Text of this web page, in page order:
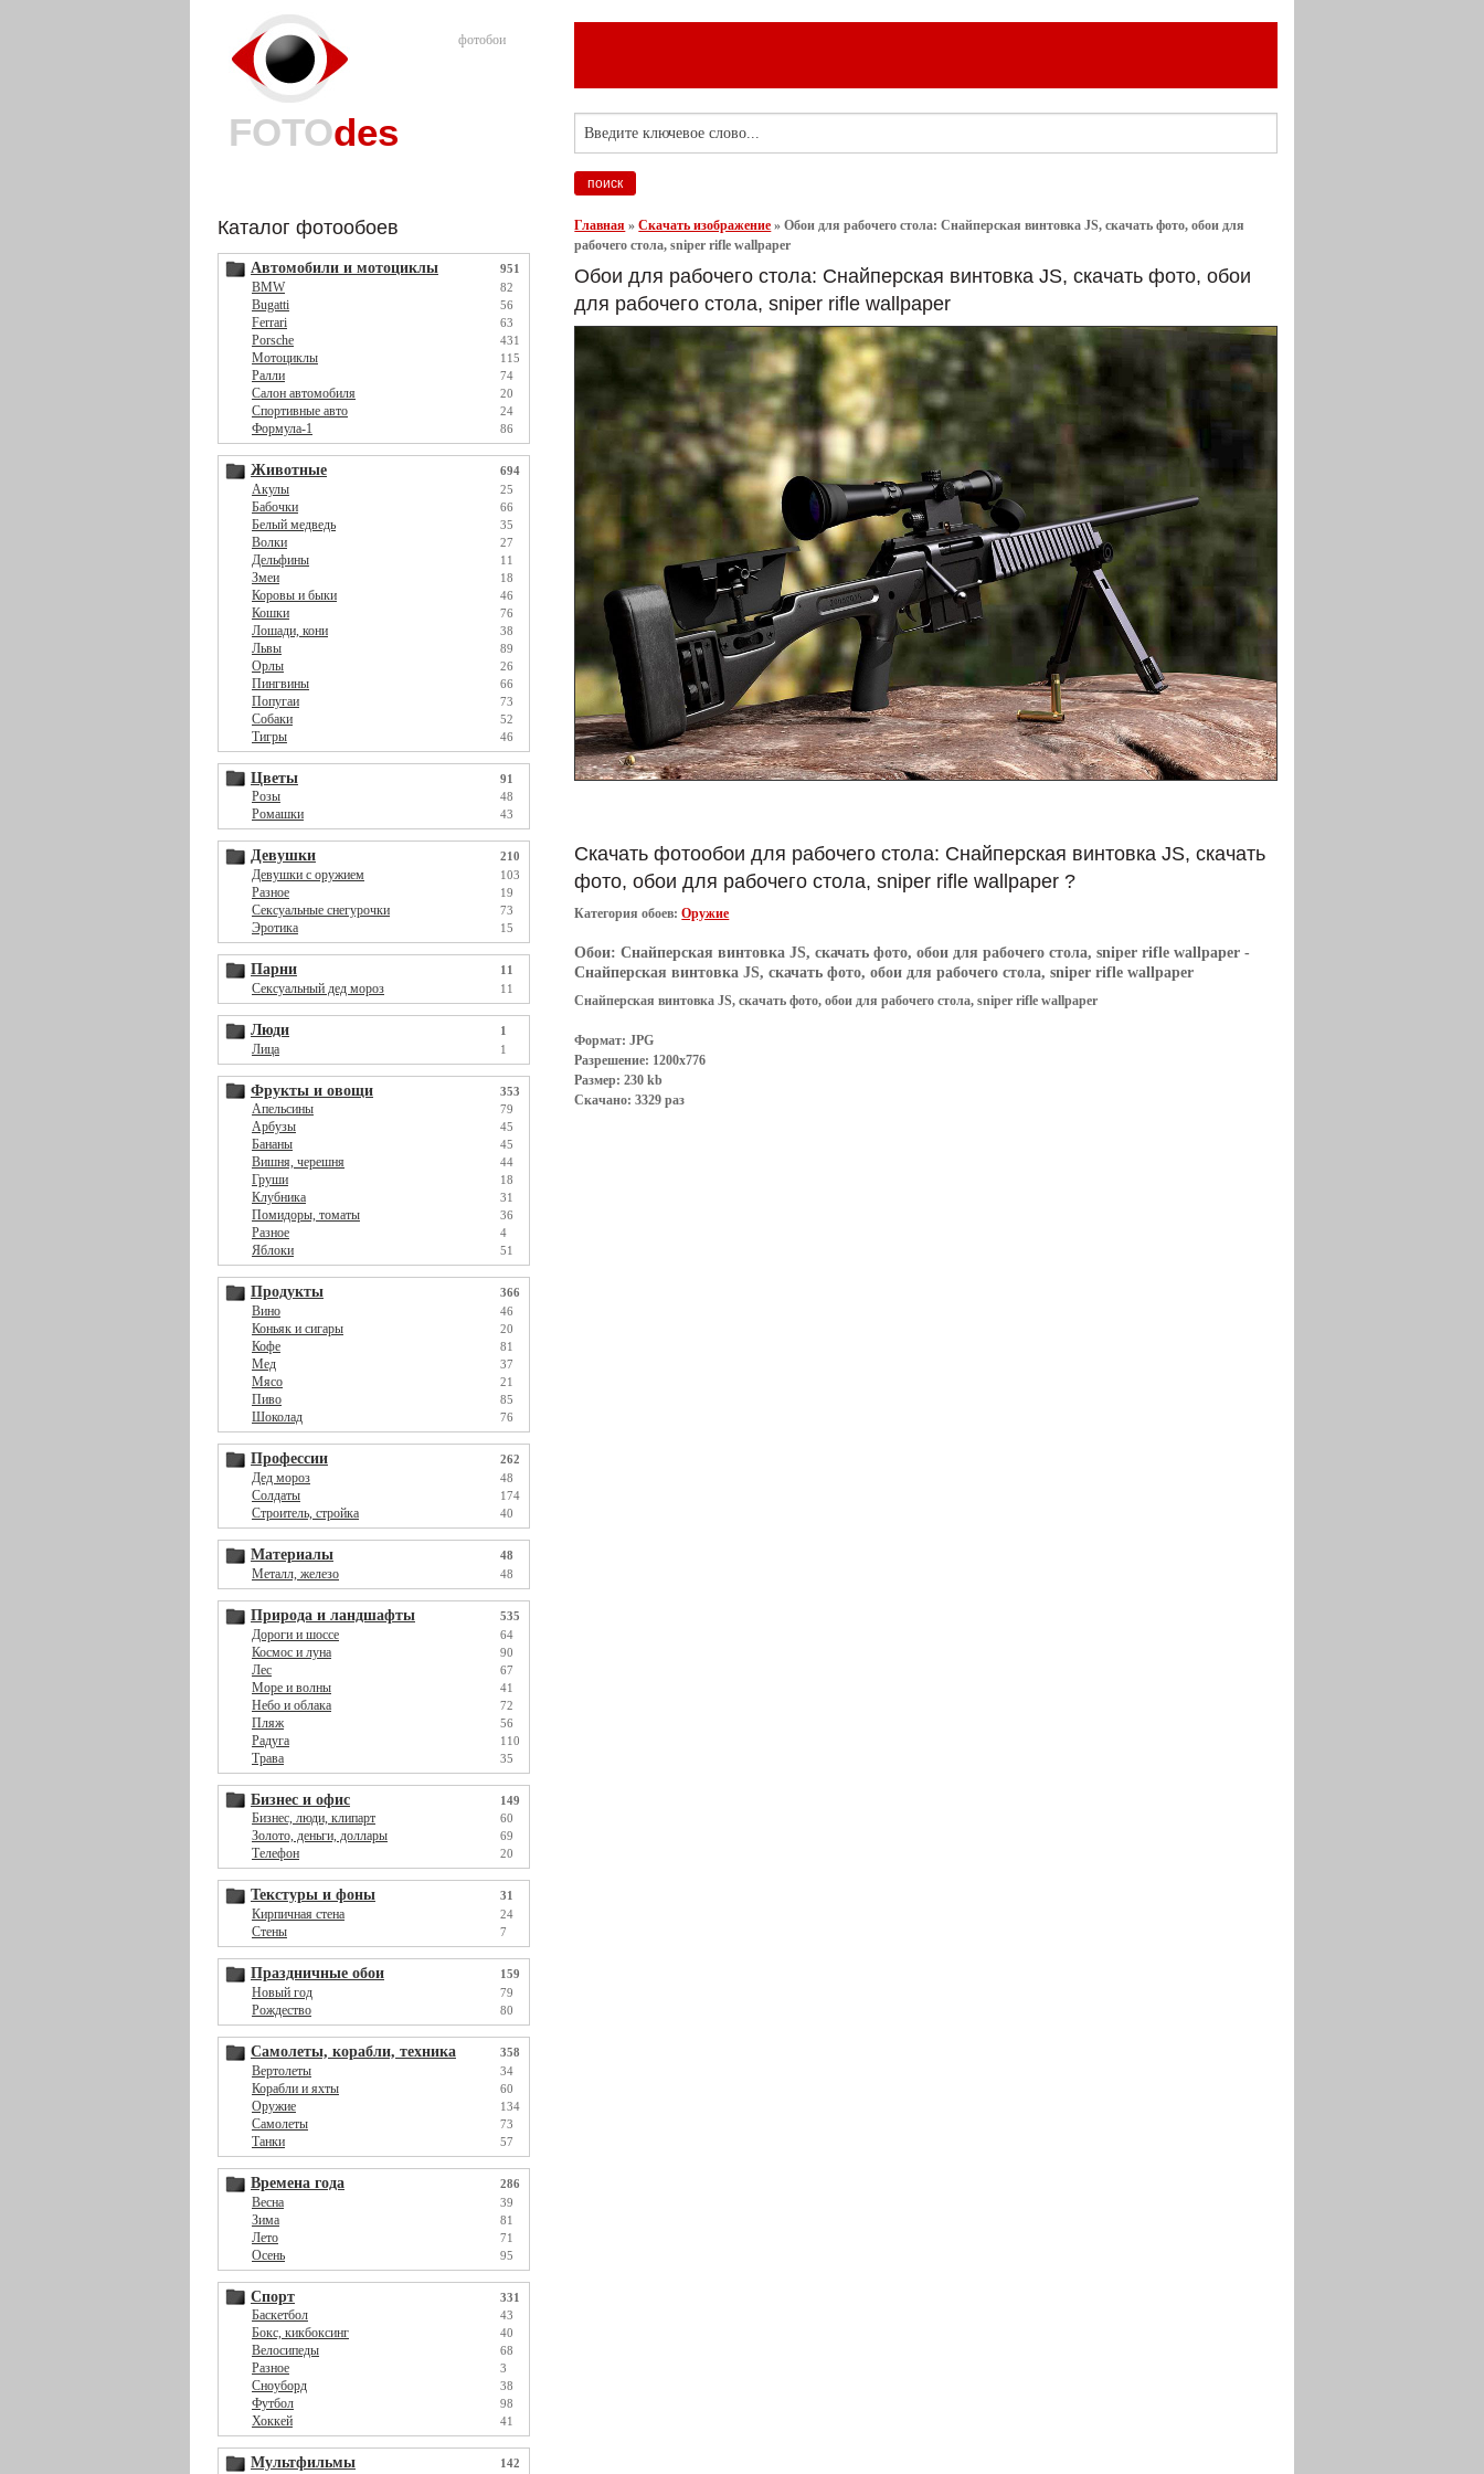
фотобои
FOTOdes
Каталог фотообоев
Автомобили и мотоциклы 951
BMW 82
Bugatti 56
Ferrari 63
Porsche 431
Мотоциклы 115
Ралли 74
Салон автомобиля 20
Спортивные авто 24
Формула-1 86
Животные 694
Акулы 25
Бабочки 66
Белый медведь 35
Волки 27
Дельфины 11
Змеи 18
Коровы и быки 46
Кошки 76
Лошади, кони 38
Львы 89
Орлы 26
Пингвины 66
Попугаи 73
Собаки 52
Тигры 46
Цветы 91
Розы 48
Ромашки 43
Девушки 210
Девушки с оружием 103
Разное 19
Сексуальные снегурочки 73
Эротика 15
Парни 11
Сексуальный дед мороз 11
Люди 1
Лица 1
Фрукты и овощи 353
Апельсины 79
Арбузы 45
Бананы 45
Вишня, черешня 44
Груши 18
Клубника 31
Помидоры, томаты 36
Разное 4
Яблоки 51
Продукты 366
Вино 46
Коньяк и сигары 20
Кофе 81
Мед 37
Мясо 21
Пиво 85
Шоколад 76
Профессии 262
Дед мороз 48
Солдаты 174
Строитель, стройка 40
Материалы 48
Металл, железо 48
Природа и ландшафты 535
Дороги и шоссе 64
Космос и луна 90
Лес 67
Море и волны 41
Небо и облака 72
Пляж 56
Радуга 110
Трава 35
Бизнес и офис 149
Бизнес, люди, клипарт 60
Золото, деньги, доллары 69
Телефон 20
Текстуры и фоны 31
Кирпичная стена 24
Стены 7
Праздничные обои 159
Новый год 79
Рождество 80
Самолеты, корабли, техника 358
Вертолеты 34
Корабли и яхты 60
Оружие 134
Самолеты 73
Танки 57
Времена года 286
Весна 39
Зима 81
Лето 71
Осень 95
Спорт 331
Баскетбол 43
Бокс, кикбоксинг 40
Велосипеды 68
Разное 3
Сноуборд 38
Футбол 98
Хоккей 41
Мультфильмы 142
Главная »Скачать изображение »Обои для рабочего стола: Снайперская винтовка JS, скачать фото, обои для
рабочего стола, sniper rifle wallpaper
Обои для рабочего стола: Снайперская винтовка JS, скачать фото, обои
для рабочего стола, sniper rifle wallpaper
Скачать фотообои для рабочего стола: Снайперская винтовка JS, скачать
фото, обои для рабочего стола, sniper rifle wallpaper ?
Категория обоев:Оружие
Обои:Снайперская винтовка JS, скачать фото, обои для рабочего стола, sniper rifle wallpaper -
Снайперская винтовка JS, скачать фото, обои для рабочего стола, sniper rifle wallpaper
Снайперская винтовка JS, скачать фото, обои для рабочего стола, sniper rifle wallpaper
Формат: JPG
Разрешение: 1200x776
Размер: 230 kb
Скачано: 3329 раз